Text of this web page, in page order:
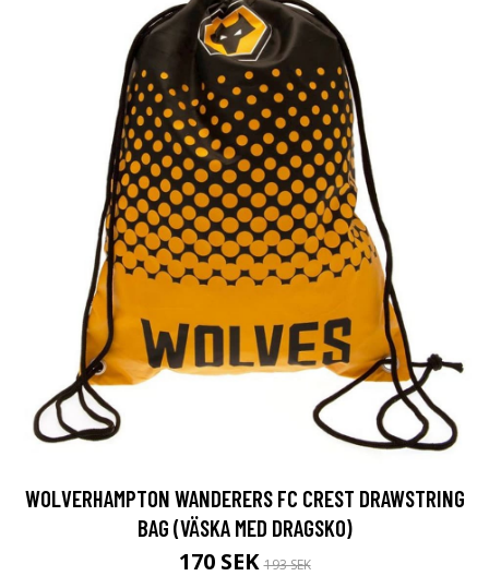
WOLVERHAMPTON WANDERERS FC CREST DRAWSTRING
BAG (VÄSKA MED DRAGSKO)
170 SEK193 SEK